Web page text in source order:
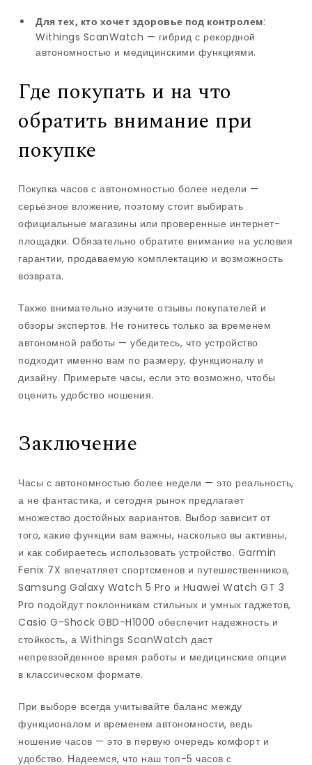
Для тех, кто хочет здоровье под контролем:
Withings ScanWatch — гибрид с рекордной
автономностью и медицинскими функциями.
Где покупать и на что
обратить внимание при
покупке
Покупка часов с автономностью более недели —
серьёзное вложение, поэтому стоит выбирать
официальные магазины или проверенные интернет-
площадки. Обязательно обратите внимание на условия
гарантии, продаваемую комплектацию и возможность
возврата.
Также внимательно изучите отзывы покупателей и
обзоры экспертов. Не гонитесь только за временем
автономной работы — убедитесь, что устройство
подходит именно вам по размеру, функционалу и
дизайну. Примерьте часы, если это возможно, чтобы
оценить удобство ношения.
Заключение
Часы с автономностью более недели — это реальность,
а не фантастика, и сегодня рынок предлагает
множество достойных вариантов. Выбор зависит от
того, какие функции вам важны, насколько вы активны,
и как собираетесь использовать устройство. Garmin
Fenix 7X впечатляет спортсменов и путешественников,
Samsung Galaxy Watch 5 Pro и Huawei Watch GT 3
Pro подойдут поклонникам стильных и умных гаджетов,
Casio G-Shock GBD-H1000 обеспечит надежность и
стойкость, а Withings ScanWatch даст
непревзойденное время работы и медицинские опции
в классическом формате.
При выборе всегда учитывайте баланс между
функционалом и временем автономности, ведь
ношение часов — это в первую очередь комфорт и
удобство. Надеемся, что наш топ-5 часов с